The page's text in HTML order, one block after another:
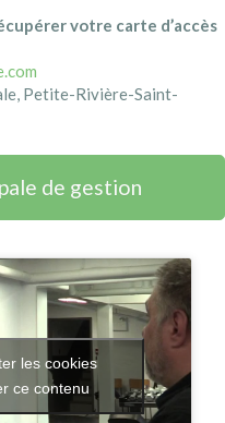
votre carte d’accès
Petite-Rivière-Saint-
de gestion
les cookies
ce contenu